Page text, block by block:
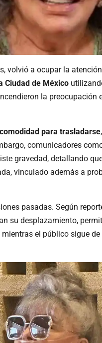
volvió a ocupar la
Ciudad de México
la preocupación
comodidad para trasladarse,
comunicadores
gravedad, detallando
vinculado además a
pasadas. Según
su desplazamiento,
el público sigue de